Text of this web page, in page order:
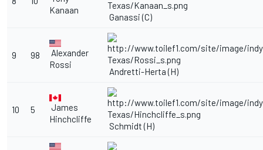
Kanaan
Ganassi (C)
9 98
Alexander
Rossi
Andretti-Herta (H)
10 5
James
Hinchcliffe
Schmidt (H)